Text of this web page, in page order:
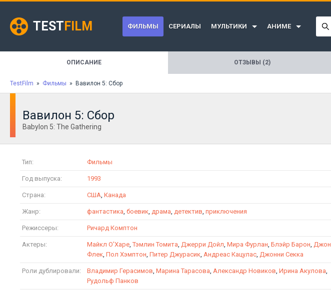
TEST FILM ФИЛЬМЫ СЕРИАЛЫ МУЛЬТИКИ АНИМЕ
ОПИСАНИЕ ОТЗЫВЫ (2)
TestFilm » Фильмы » Вавилон 5: Сбор
Вавилон 5: Сбор
Babylon 5: The Gathering
Тип: Фильмы
Год выпуска: 1993
Страна: США, Канада
Жанр: фантастика, боевик, драма, детектив, приключения
Режиссеры: Ричард Комптон
Актеры: Майкл О’Харе,Тэмлин Томита, Джерри Дойл, Мира Фурлан, Блэйр Барон, Джон
Флек, Пол Хэмптон, Питер Джурасик, Андреас Кацулас, Джонни Секка
Роли дублировали: Владимир Герасимов, Марина Тарасова, Александр Новиков, Ирина Акулова,
Рудольф Панков